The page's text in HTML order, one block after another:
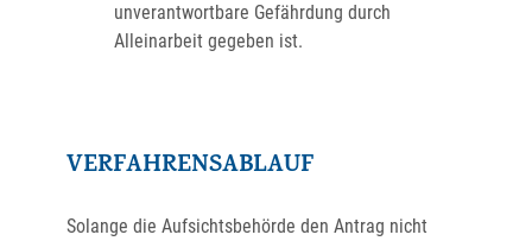
unverantwortbare Gefährdung durch
Alleinarbeit gegeben ist.
VERFAHRENSABLAUF
Solange die Aufsichtsbehörde den Antrag nicht